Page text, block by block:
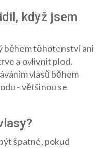
když jsem
během těhotenství ani
a ovlivnit plod.
vlasů během
- většinou se
špatné, pokud